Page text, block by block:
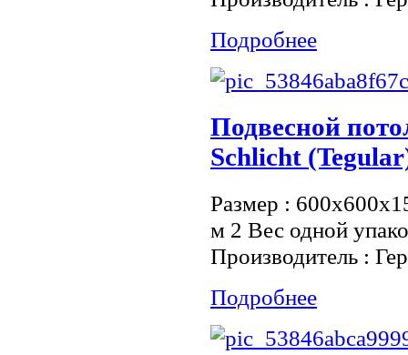
Подробнее
Подвесной
Schlicht
Размер :
м 2 Вес одной
Производитель :
Подробнее